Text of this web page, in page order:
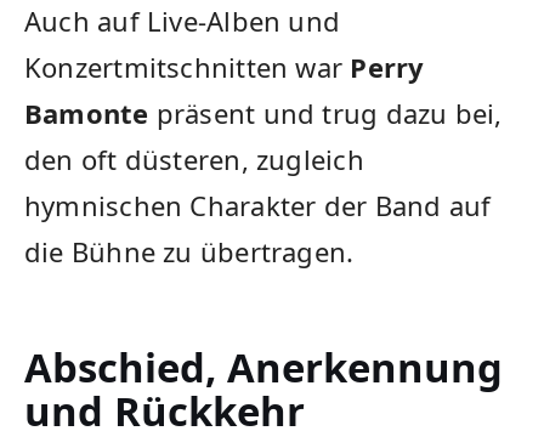
Auch auf Live-Alben und
Konzertmitschnitten war Perry
Bamonte präsent und trug dazu bei,
den oft düsteren, zugleich
hymnischen Charakter der Band auf
die Bühne zu übertragen.
Abschied, Anerkennung
und Rückkehr